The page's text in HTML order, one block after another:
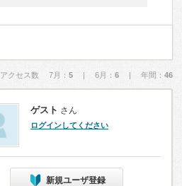
アクセス数 7月： 5 | 6月： 6 | 年間： 46
ゲスト さん
ログインしてください
新規ユーザ登録